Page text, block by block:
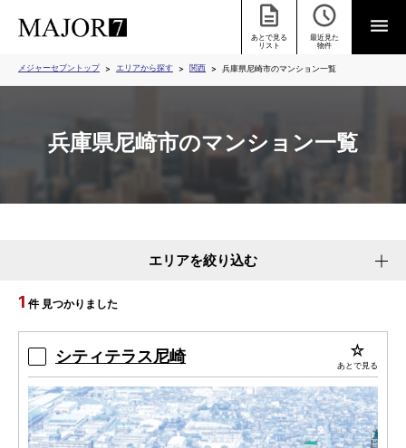
あとで見る
リスト
最近見た
物件
メジャーセブントップ エリアから探す 関西 兵庫県尼崎市のマンション一覧
兵庫県尼崎市のマンション一覧
エリアを絞り込む
1 件 見つかりました
シティテラス尼崎 あとで見る